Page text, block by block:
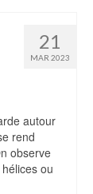
21
MAR 2023
autour
rend
observe
ou